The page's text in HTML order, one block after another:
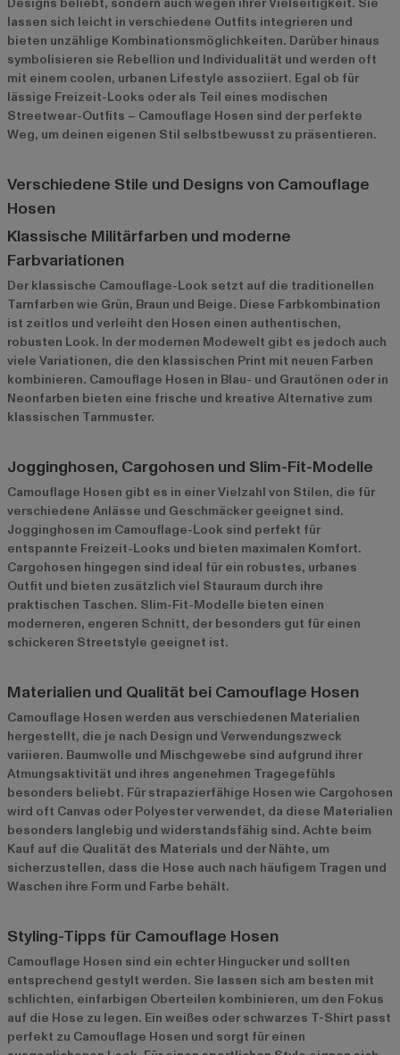
lassen sich leicht in verschiedene Outfits integrieren und
bieten unzählige Kombinationsmöglichkeiten. Darüber hinaus
symbolisieren sie Rebellion und Individualität und werden oft
mit einem coolen, urbanen Lifestyle assoziiert. Egal ob für
lässige Freizeit-Looks oder als Teil eines modischen
Streetwear-Outfits – Camouflage Hosen sind der perfekte
Weg, um deinen eigenen Stil selbstbewusst zu präsentieren.
Verschiedene Stile und Designs von Camouflage
Hosen
Klassische Militärfarben und moderne
Farbvariationen
Der klassische Camouflage-Look setzt auf die traditionellen
Tarnfarben wie Grün, Braun und Beige. Diese Farbkombination
ist zeitlos und verleiht den Hosen einen authentischen,
robusten Look. In der modernen Modewelt gibt es jedoch auch
viele Variationen, die den klassischen Print mit neuen Farben
kombinieren. Camouflage Hosen in Blau- und Grautönen oder in
Neonfarben bieten eine frische und kreative Alternative zum
klassischen Tarnmuster.
Jogginghosen, Cargohosen und Slim-Fit-Modelle
Camouflage Hosen gibt es in einer Vielzahl von Stilen, die für
verschiedene Anlässe und Geschmäcker geeignet sind.
Jogginghosen im Camouflage-Look sind perfekt für
entspannte Freizeit-Looks und bieten maximalen Komfort.
Cargohosen hingegen sind ideal für ein robustes, urbanes
Outfit und bieten zusätzlich viel Stauraum durch ihre
praktischen Taschen. Slim-Fit-Modelle bieten einen
moderneren, engeren Schnitt, der besonders gut für einen
schickeren Streetstyle geeignet ist.
Materialien und Qualität bei Camouflage Hosen
Camouflage Hosen werden aus verschiedenen Materialien
hergestellt, die je nach Design und Verwendungszweck
variieren. Baumwolle und Mischgewebe sind aufgrund ihrer
Atmungsaktivität und ihres angenehmen Tragegefühls
besonders beliebt. Für strapazierfähige Hosen wie Cargohosen
wird oft Canvas oder Polyester verwendet, da diese Materialien
besonders langlebig und widerstandsfähig sind. Achte beim
Kauf auf die Qualität des Materials und der Nähte, um
sicherzustellen, dass die Hose auch nach häufigem Tragen und
Waschen ihre Form und Farbe behält.
Styling-Tipps für Camouflage Hosen
Camouflage Hosen sind ein echter Hingucker und sollten
entsprechend gestylt werden. Sie lassen sich am besten mit
schlichten, einfarbigen Oberteilen kombinieren, um den Fokus
auf die Hose zu legen. Ein weißes oder schwarzes T-Shirt passt
perfekt zu Camouflage Hosen und sorgt für einen